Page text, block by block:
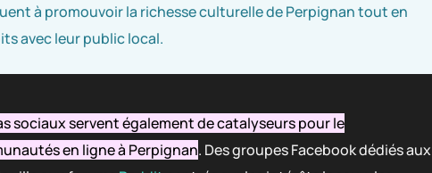
à promouvoir la richesse culturelle de Perpignan tout en
avec leur public local.
sociaux servent également de catalyseurs pour le
en ligne à Perpignan. Des groupes Facebook dédiés aux